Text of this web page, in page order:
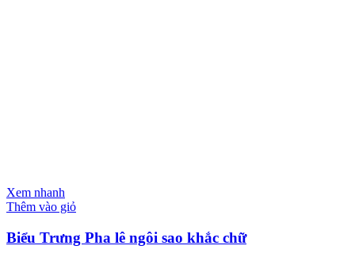
Xem nhanh
Thêm vào giỏ
Biểu Trưng Pha lê ngôi sao khắc chữ